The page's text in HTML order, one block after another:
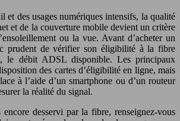
et des usages numériques intensifs, la qualité
et de la couverture mobile devient un critère
ou la vue. Avant d’acheter un
prudent de vérifier son éligibilité à la fibre
le débit ADSL disponible. Les principaux
des cartes d’éligibilité en ligne, mais
à l’aide d’un smartphone ou d’un routeur
la réalité du signal.
encore desservi par la fibre, renseignez-vous